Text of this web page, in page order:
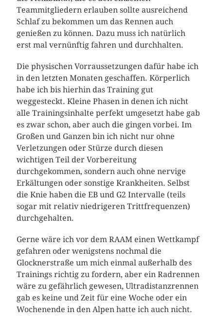
Teammitgliedern erlauben sollte ausreichend
Schlaf zu bekommen um das Rennen auch
genießen zu können. Dazu muss ich natürlich
erst mal vernünftig fahren und durchhalten.
Die physischen Vorraussetzungen dafür habe ich
in den letzten Monaten geschaffen. Körperlich
habe ich bis hierhin das Training gut
weggesteckt. Kleine Phasen in denen ich nicht
alle Trainingsinhalte perfekt umgesetzt habe gab
es zwar schon, aber auch die gingen vorbei. Im
Großen und Ganzen bin ich nicht nur ohne
Verletzungen oder Stürze durch diesen
wichtigen Teil der Vorbereitung
durchgekommen, sondern auch ohne nervige
Erkältungen oder sonstige Krankheiten. Selbst
die Knie haben die EB und G2 Intervalle (teils
sogar mit relativ niedrigeren Trittfrequenzen)
durchgehalten.
Gerne wäre ich vor dem RAAM einen Wettkampf
gefahren oder wenigstens nochmal die
Glocknerstraße um mich einmal außerhalb des
Trainings richtig zu fordern, aber ein Radrennen
wäre zu gefährlich gewesen, Ultradistanzrennen
gab es keine und Zeit für eine Woche oder ein
Wochenende in den Alpen hatte ich auch nicht.